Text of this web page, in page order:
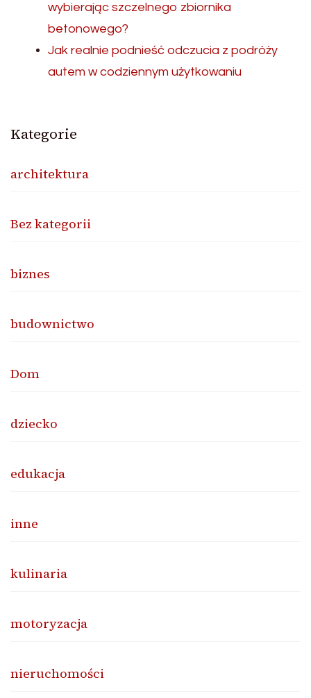
wybierając szczelnego zbiornika
betonowego?
Jak realnie podnieść odczucia z podróży
autem w codziennym użytkowaniu
Kategorie
architektura
Bez kategorii
biznes
budownictwo
Dom
dziecko
edukacja
inne
kulinaria
motoryzacja
nieruchomości